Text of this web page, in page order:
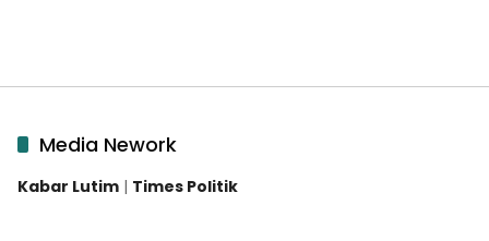
Media Nework
Kabar Lutim | Times Politik